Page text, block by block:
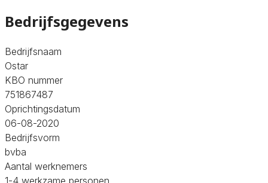
Bedrijfsgegevens
Bedrijfsnaam
Ostar
KBO nummer
751867487
Oprichtingsdatum
06-08-2020
Bedrijfsvorm
bvba
Aantal werknemers
1-4 werkzame personen